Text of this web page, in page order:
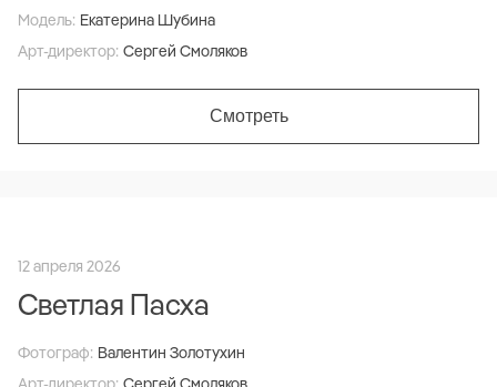
Модель: Екатерина Шубина
Арт-директор: Сергей Смоляков
Смотреть
12 апреля 2026
Светлая Пасха
Фотограф: Валентин Золотухин